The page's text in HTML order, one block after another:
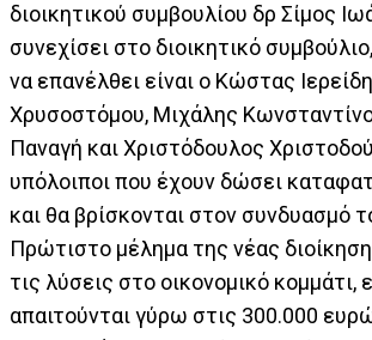
διοικητικού συμβουλίου δρ Σίμος
συνεχίσει στο διοικητικό
να επανέλθει είναι ο Κώστας
Χρυσοστόμου, Μιχάλης
Παναγή και Χριστόδουλος
υπόλοιποι που έχουν δώσει
και θα βρίσκονται στον συνδυασμό
Πρώτιστο μέλημα της νέας
τις λύσεις στο οικονομικό κομμάτι,
απαιτούνται γύρω στις 300.000